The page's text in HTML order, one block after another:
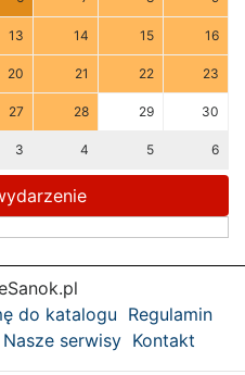
13 14 15 16
20 21 22 23
27 28 29 30
3 4 5 6
do katalogu Regulamin
Nasze serwisy Kontakt